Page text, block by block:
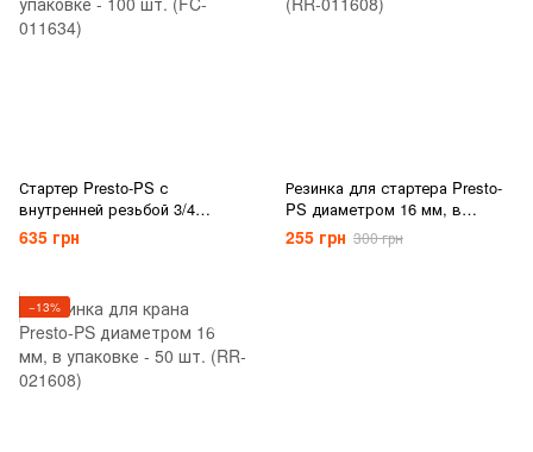
Стартер Presto-PS с
внутренней резьбой 3/4
дюйма для трубки 16 мм, в
упаковке - 100 шт. (FC-011634)
635 грн
Резинка для стартера Presto-
PS диаметром 16 мм, в
упаковке - 100 шт. (RR-011608)
255 грн 300 грн
−13%